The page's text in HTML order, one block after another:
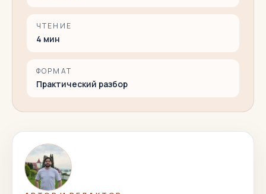
ЧТЕНИЕ
4 мин
ФОРМАТ
Практический разбор